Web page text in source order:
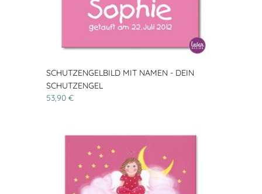
SCHUTZENGELBILD MIT NAMEN - DEIN
SCHUTZENGEL
53,90 €